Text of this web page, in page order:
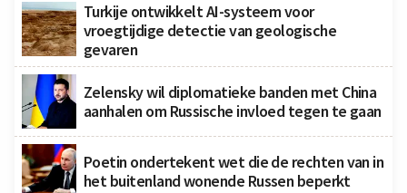
Turkije ontwikkelt AI-systeem voor
vroegtijdige detectie van geologische
gevaren
Zelensky wil diplomatieke banden met China
aanhalen om Russische invloed tegen te gaan
Poetin ondertekent wet die de rechten van in
het buitenland wonende Russen beperkt